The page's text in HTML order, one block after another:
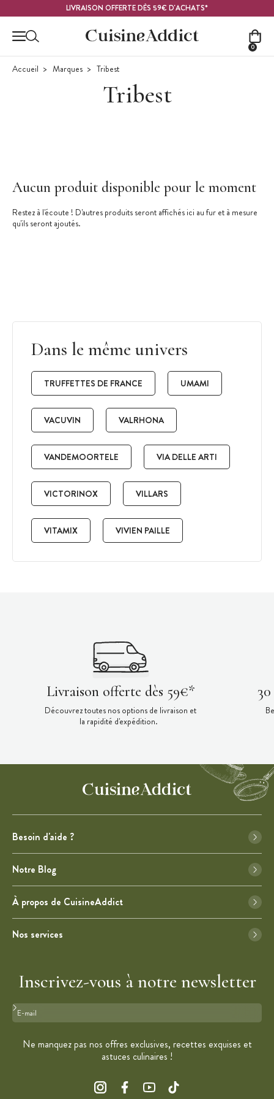
LIVRAISON OFFERTE DÈS 59€ D'ACHATS*
0
Accueil Marques Tribest
Tribest
Aucun produit disponible pour le moment
Restez à l'écoute ! D'autres produits seront affichés ici au fur et à mesure
qu'ils seront ajoutés.
Dans le même univers
TRUFFETTES DE FRANCE UMAMI
VACUVIN VALRHONA
VANDEMOORTELE VIA DELLE ARTI
VICTORINOX VILLARS
VITAMIX VIVIEN PAILLE
Livraison offerte dès 59€*
Découvrez toutes nos options de livraison et
la rapidité d'expédition.
Besoin d'aide ?
Notre Blog
À propos de CuisineAddict
Nos services
Inscrivez-vous à notre newsletter
Format : adresse@email.com
Ne manquez pas nos offres exclusives, recettes exquises et
astuces culinaires !